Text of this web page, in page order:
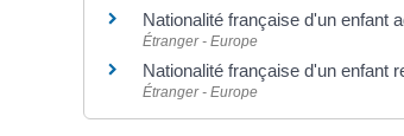
Nationalité française d'un enfant
Étranger - Europe
Nationalité française d'un enfant
Étranger - Europe